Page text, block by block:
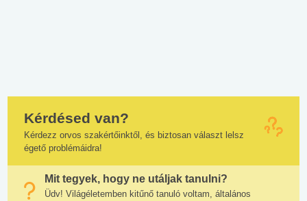
Kérdésed van?
Kérdezz orvos szakértőinktől, és biztosan választ lelsz
égető problémáidra!
Mit tegyek, hogy ne utáljak tanulni?
Üdv! Világéletemben kitűnő tanuló voltam, általános